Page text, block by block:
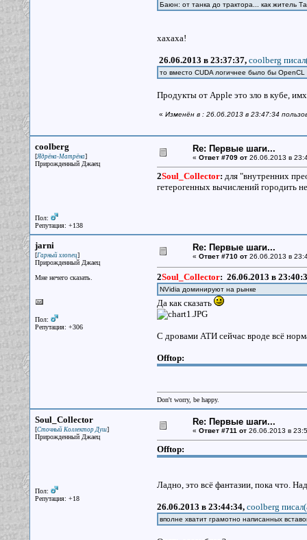
Баюн: от танка до трактора... как житель
хахаха!
26.06.2013 в 23:37:37, coolberg
то вместо CUDA логичнее было бы OpenCL
Продукты от Apple это зло в кубе,
« Изменён в : 26.06.2013 в 23:47:34
coolberg
[Ядрёна-Матрёна]
Прирожденный Джаец
Пол:
Репутация: +138
Re: Первые шаги...
« Ответ #709 от26.06.2013 в
2Soul_Collector: для "внутренних
гетерогенных вычислений городить
jarni
[Гарный хлопец]
Прирожденный Джаец
Мне нечего сказать.
Пол:
Репутация: +306
Re: Первые шаги...
« Ответ #710 от26.06.2013 в
2Soul_Collector: 26.06.2013 в
NVidia доминируют на рынке
Да как сказать
С дровами АТИ сейчас вроде всё
Offtop:
Don't worry, be happy.
Soul_Collector
[Сточный Коллектор Душ]
Прирожденный Джаец
Пол:
Репутация: +18
Re: Первые шаги...
« Ответ #711 от26.06.2013 в
Offtop:
Ладно, это всё фантазии, пока что.
26.06.2013 в 23:44:34, coolberg
вполне хватит грамотно написанных